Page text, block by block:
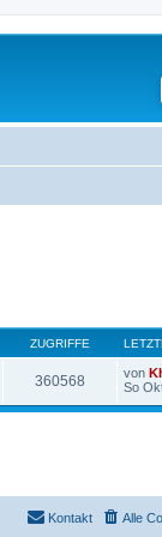
ZUGRIFFE
360568 von
So
Alle
Kontakt